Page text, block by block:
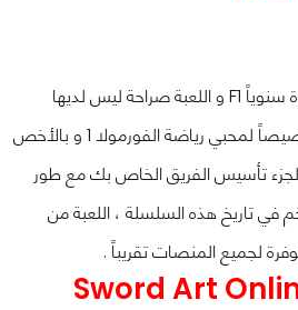
اللعبة التي تأتي بنسخة جديدة سنوياً F1 و اللعبة صراحة ليس لديها
شعبية كبيرة لأنها موجهة خصيصاً لمحبي رياضة الفورمولا 1 و بالأخص
تأسيس الفريق الخاص بك مع طور
في تاريخ هذه السلسلة ، اللعبة من
Sword Art